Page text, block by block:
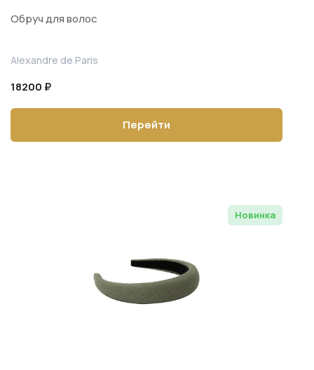
Обруч для волос
Alexandre de Paris
18200 ₽
Перейти
Новинка